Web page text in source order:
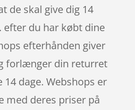
de skal give dig 14
efter du har købt dine
efterhånden giver
forlænger din returret
dage. Webshops er
med deres priser på